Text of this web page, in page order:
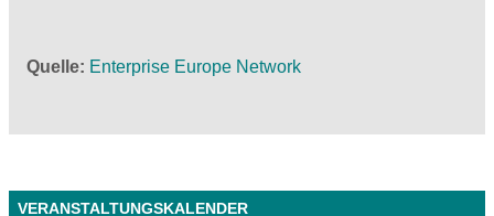
Quelle Enterprise Europe Network
VERANSTALTUNGSKALENDER